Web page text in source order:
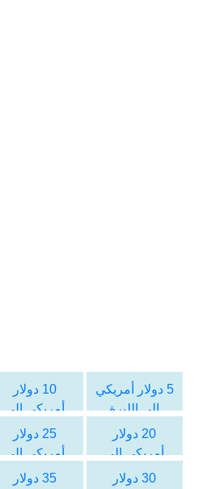
5 دولار أمريكي
الى الليرة
السورية
10 دولار
أمريكي الى
الليرة السورية
20 دولار
أمريكي الى
الليرة السورية
25 دولار
أمريكي الى
الليرة السورية
30 دولار
35 دولار